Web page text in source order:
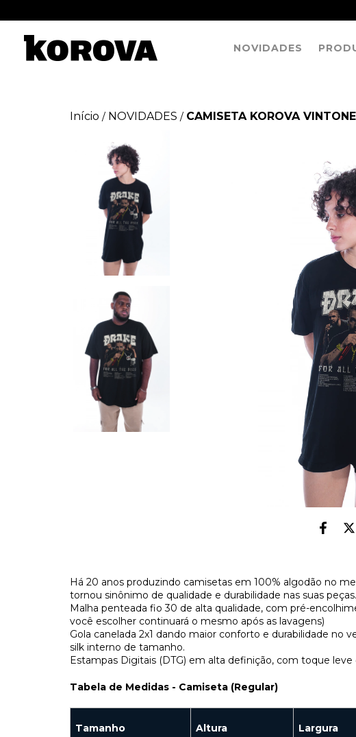
NOVIDADES
Início / NOVIDADES / CAMISETA KOROVA
Há 20 anos produzindo camisetas em 100% algodão no
tornou sinônimo de qualidade e durabilidade nas suas peças.
Malha penteada fio 30 de alta qualidade, com pré-
você escolher continuará o mesmo após as lavagens)
Gola canelada 2x1 dando maior conforto e durabilidade no
silk interno de tamanho.
Estampas Digitais (DTG) em alta definição, com toque leve
Tabela de Medidas - Camiseta (Regular)
Tamanho Altura Largura